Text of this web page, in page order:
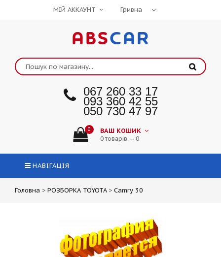
МІЙ АККАУНТ
ABSCAR
067 260 33 17
093 360 42 55
050 730 47 97
0 ВАШ КОШИК
0 товарів — 0
НАВІГАЦІЯ
Головна > РОЗБОРКА TOYOTA > Camry 30